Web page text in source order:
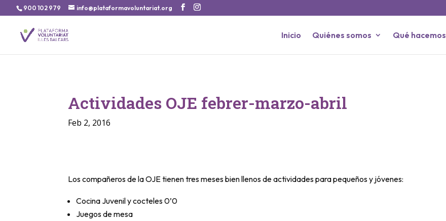
900 102 979 info@plataformavoluntariat.org
Inicio Quiénes somos Qué hacemos
Actividades OJE febrer-marzo-abril
Feb 2, 2016
Los compañeros de la OJE tienen tres meses bien llenos de actividades para pequeños y jóvenes:
Cocina Juvenil y cocteles 0’0
Juegos de mesa